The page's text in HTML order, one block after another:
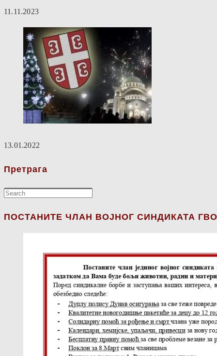
11.11.2023
13.01.2022
Претрага
ПОСТАНИТЕ ЧЛАН ВОЈНОГ СИНДИКАТА